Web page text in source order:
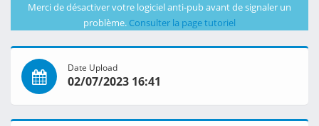
Merci de désactiver votre logiciel anti-pub avant de signaler un
problème. Consulter la page tutoriel
Date Upload
02/07/2023 16:41